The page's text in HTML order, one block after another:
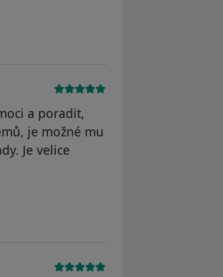
a poradit,
je možné mu
Je velice